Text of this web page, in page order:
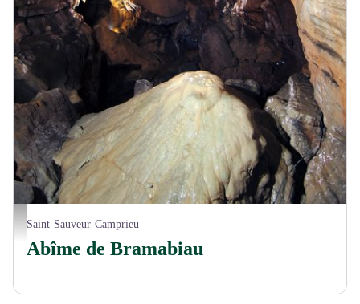
Canyon souterrain - ©Abîme de Bramabiau
Saint-Sauveur-Camprieu
Abîme de Bramabiau